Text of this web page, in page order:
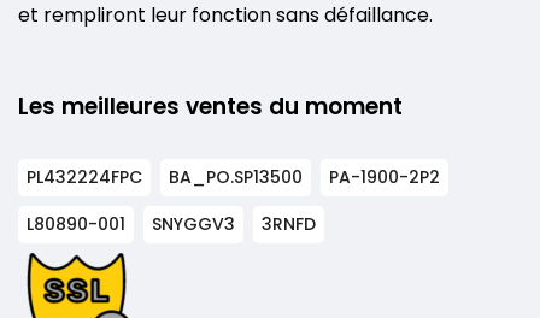
et rempliront leur fonction sans défaillance.
Les meilleures ventes du moment
PL432224FPC BA_PO.SP13500
PA-1900-2P2
L80890-001
SNYGGV3 3RNFD